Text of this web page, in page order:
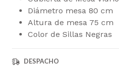
Diámetro mesa 80 cm
Altura de mesa 75 cm
Color de Sillas Negras
DESPACHO